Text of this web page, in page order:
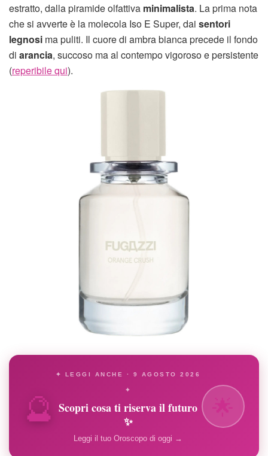
estratto, dalla piramide olfattiva minimalista. La prima nota
che si avverte è la molecola Iso E Super, dai sentori
legnosi ma puliti. Il cuore di ambra bianca precede il fondo
di arancia, succoso ma al contempo vigoroso e persistente
(reperibile qui).
🔮
✦ LEGGI ANCHE · 9 AGOSTO 2026
✦
Scopri cosa ti riserva il futuro
✨
Leggi il tuo Oroscopo di oggi →